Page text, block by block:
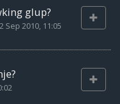
glup?
Sep 2010, 11:05